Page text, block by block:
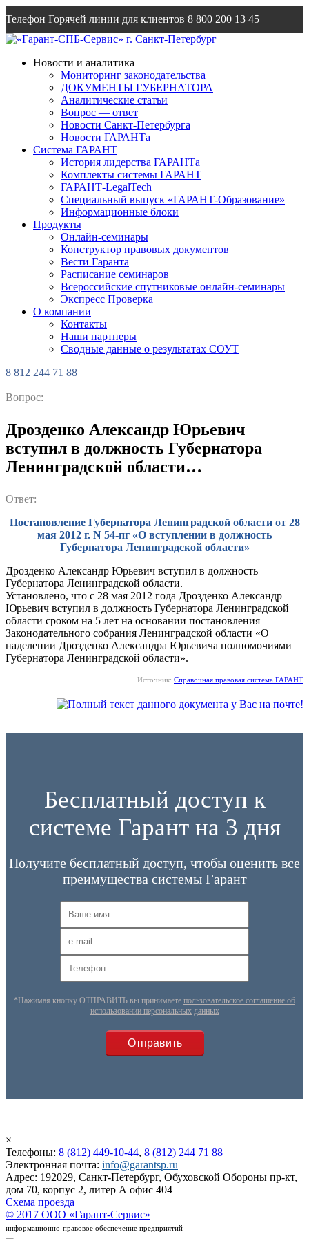
Телефон Горячей линии для клиентов 8 800 200 13 45
Emailinfo@garantsp.ru
Новости и аналитика
Мониторинг законодательства
ДОКУМЕНТЫ ГУБЕРНАТОРА
Аналитические статьи
Вопрос — ответ
Новости Санкт-Петербурга
Новости ГАРАНТа
Система ГАРАНТ
История лидерства ГАРАНТа
Комплекты системы ГАРАНТ
ГАРАНТ-LegalTech
Специальный выпуск «ГАРАНТ-Образование»
Информационные блоки
Продукты
Онлайн-семинары
Конструктор правовых документов
Вести Гаранта
Расписание семинаров
Всероссийские спутниковые онлайн-семинары
Экспресс Проверка
О компании
Контакты
Наши партнеры
Сводные данные о результатах СОУТ
8 812 244 71 88
Вопрос:
Дрозденко Александр Юрьевич
вступил в должность Губернатора
Ленинградской области…
Ответ:
Постановление Губернатора Ленинградской области от 28
мая 2012 г. N 54-пг «О вступлении в должность
Губернатора Ленинградской области»
Дрозденко Александр Юрьевич вступил в должность
Губернатора Ленинградской области.
Установлено, что с 28 мая 2012 года Дрозденко Александр
Юрьевич вступил в должность Губернатора Ленинградской
области сроком на 5 лет на основании постановления
Законодательного собрания Ленинградской области «О
наделении Дрозденко Александра Юрьевича полномочиями
Губернатора Ленинградской области».
Источник: Справочная правовая система ГАРАНТ
Бесплатный доступ к
системе Гарант на 3 дня
Получите бесплатный доступ, чтобы оценить все
преимущества системы Гарант
*Нажимая кнопку ОТПРАВИТЬ вы принимаете пользовательское соглашение об
использовании персональных данных
×
Телефоны: 8 (812) 449-10-44, 8 (812) 244 71 88
Электронная почта: info@garantsp.ru
Адрес: 192029, Санкт-Петербург, Обуховской Обороны пр-кт,
дом 70, корпус 2, литер А офис 404
Схема проезда
© 2017 ООО «Гарант-Сервис»
информационно-правовое обеспечение предприятий